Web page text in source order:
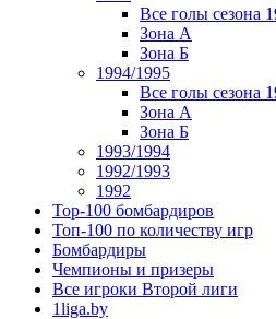
Все голы сезона
Зона А
Зона Б
1994/1995
Все голы сезона
Зона А
Зона Б
1993/1994
1992/1993
1992
Top-100 бомбардиров
Топ-100 по количеству игр
Бомбардиры
Чемпионы и призеры
Все игроки Второй лиги
1liga.by